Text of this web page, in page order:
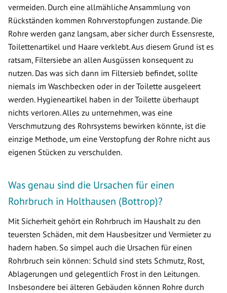
vermeiden. Durch eine allmähliche Ansammlung von
Rückständen kommen Rohrverstopfungen zustande. Die
Rohre werden ganz langsam, aber sicher durch Essensreste,
Toilettenartikel und Haare verklebt. Aus diesem Grund ist es
ratsam, Filtersiebe an allen Ausgüssen konsequent zu
nutzen. Das was sich dann im Filtersieb befindet, sollte
niemals im Waschbecken oder in der Toilette ausgeleert
werden. Hygieneartikel haben in der Toilette überhaupt
nichts verloren. Alles zu unternehmen, was eine
Verschmutzung des Rohrsystems bewirken könnte, ist die
einzige Methode, um eine Verstopfung der Rohre nicht aus
eigenen Stücken zu verschulden.
Was genau sind die Ursachen für einen
Rohrbruch in Holthausen (Bottrop)?
Mit Sicherheit gehört ein Rohrbruch im Haushalt zu den
teuersten Schäden, mit dem Hausbesitzer und Vermieter zu
hadern haben. So simpel auch die Ursachen für einen
Rohrbruch sein können: Schuld sind stets Schmutz, Rost,
Ablagerungen und gelegentlich Frost in den Leitungen.
Insbesondere bei älteren Gebäuden können Rohre durch